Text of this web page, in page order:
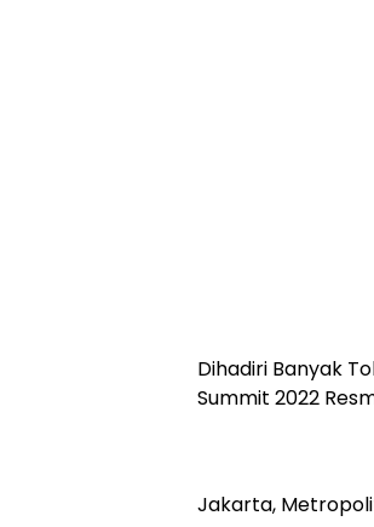
Dihadiri Banyak
Summit 2022
Jakarta,